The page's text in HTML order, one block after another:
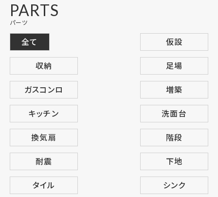
PARTS
パーツ
全て 仮設
収納 足場
ガスコンロ 増築
キッチン 洗面台
換気扇 階段
耐震 下地
タイル シンク